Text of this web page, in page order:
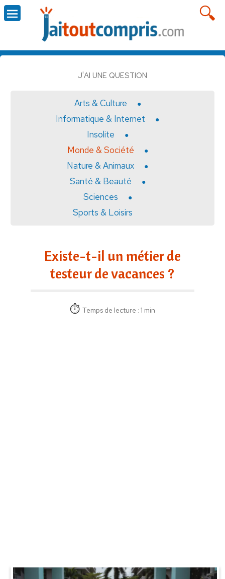
J'AI UNE QUESTION
Arts & Culture
Informatique & Internet
Insolite
Monde & Société
Nature & Animaux
Santé & Beauté
Sciences
Sports & Loisirs
Existe-t-il un métier de
testeur de vacances ?
Temps de lecture : 1 min